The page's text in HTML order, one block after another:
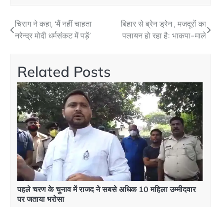
Post
navigation
चिराग ने कहा, ‘मैं नहीं चाहता
नरेन्द्र मोदी धर्मसंकट में पड़ें’
बिहार से ब्रेन ड्रेन , मजदूरों का
पलायन हो रहा हैः भाकपा-माले
Related Posts
पहले चरण के चुनाव में राजद ने सबसे अधिक 10 महिला उम्मीदवार
पर जताया भरोसा